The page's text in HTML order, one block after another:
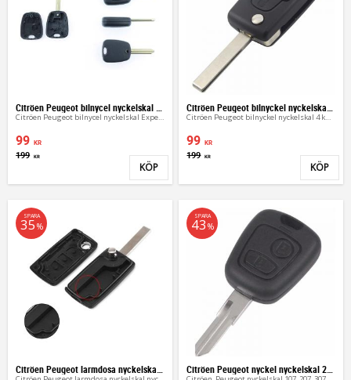
Citröen Peugeot bilnycel nyckelskal Expert Boxer
Citröen Peugeot bilnycel nyckelskal Expert Boxer
99 KR
199 KR
Lägg till i favoriter
KÖP
Citröen Peugeot bilnyckel nyckelskal 4 knappar
Citröen Peugeot bilnyckel nyckelskal 4 knappar
99 KR
199 KR
KÖP
SPARA
35 %
SPARA
43 %